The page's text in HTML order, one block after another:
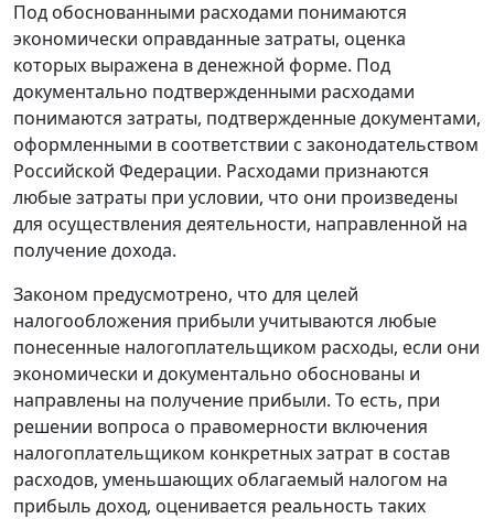
Под обоснованными расходами понимаются
экономически оправданные затраты, оценка
которых выражена в денежной форме. Под
документально подтвержденными расходами
понимаются затраты, подтвержденные документами,
оформленными в соответствии с законодательством
Российской Федерации. Расходами признаются
любые затраты при условии, что они произведены
для осуществления деятельности, направленной на
получение дохода.
Законом предусмотрено, что для целей
налогообложения прибыли учитываются любые
понесенные налогоплательщиком расходы, если они
экономически и документально обоснованы и
направлены на получение прибыли. То есть, при
решении вопроса о правомерности включения
налогоплательщиком конкретных затрат в состав
расходов, уменьшающих облагаемый налогом на
прибыль доход, оценивается реальность таких